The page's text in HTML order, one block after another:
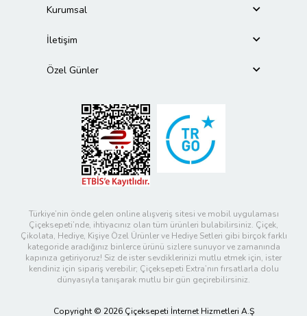
Kurumsal
İletişim
Özel Günler
Türkiye’nin önde gelen online alışveriş sitesi ve mobil uygulaması
Çiçeksepeti’nde, ihtiyacınız olan tüm ürünleri bulabilirsiniz. Çiçek,
Çikolata, Hediye, Kişiye Özel Ürünler ve Hediye Setleri gibi birçok farklı
kategoride aradığınız binlerce ürünü sizlere sunuyor ve zamanında
kapınıza getiriyoruz! Siz de ister sevdiklerinizi mutlu etmek için, ister
kendiniz için sipariş verebilir; Çiçeksepeti Extra’nın fırsatlarla dolu
dünyasıyla tanışarak mutlu bir gün geçirebilirsiniz.
Copyright © 2026 Çiçeksepeti İnternet Hizmetleri A.Ş